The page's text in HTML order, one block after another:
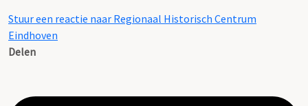
Stuur een reactie naar Regionaal Historisch Centrum
Eindhoven
Delen